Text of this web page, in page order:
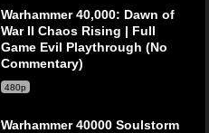
Warhammer 40,000: Dawn of
War II Chaos Rising | Full
Game Evil Playthrough (No
Commentary)
480p
Warhammer 40000 Soulstorm